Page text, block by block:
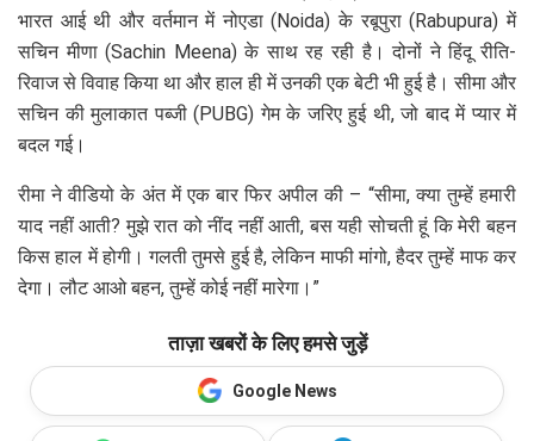
भारत आई थी और वर्तमान में नोएडा (Noida) के रबूपुरा (Rabupura) में
सचिन मीणा (Sachin Meena) के साथ रह रही है। दोनों ने हिंदू रीति-
रिवाज से विवाह किया था और हाल ही में उनकी एक बेटी भी हुई है। सीमा और
सचिन की मुलाकात पब्जी (PUBG) गेम के जरिए हुई थी, जो बाद में प्यार में
बदल गई।
रीमा ने वीडियो के अंत में एक बार फिर अपील की – “सीमा, क्या तुम्हें हमारी
याद नहीं आती? मुझे रात को नींद नहीं आती, बस यही सोचती हूं कि मेरी बहन
किस हाल में होगी। गलती तुमसे हुई है, लेकिन माफी मांगो, हैदर तुम्हें माफ कर
देगा। लौट आओ बहन, तुम्हें कोई नहीं मारेगा।”
ताज़ा खबरों के लिए हमसे जुड़ें
Google News